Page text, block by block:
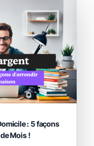
: 5 façons
Mois !